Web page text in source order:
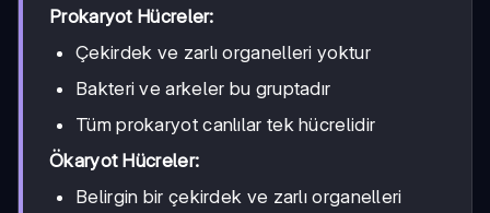
Prokaryot Hücreler:
Çekirdek ve zarlı organelleri yoktur
Bakteri ve arkeler bu gruptadır
Tüm prokaryot canlılar tek hücrelidir
Ökaryot Hücreler:
Belirgin bir çekirdek ve zarlı organelleri